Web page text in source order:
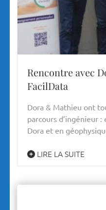
Rencontre avec
FacilData
Dora & Mathieu ont
parcours d’ingénieur
Dora et en
LIRE LA SUITE